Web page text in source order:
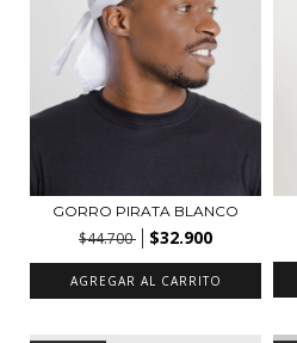
GORRO PIRATA BLANCO
$44.700 $32.900
AGREGAR AL CARRITO